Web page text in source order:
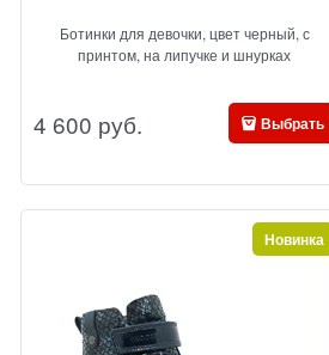
Ботинки для девочки, цвет черный, с
принтом, на липучке и шнурках
4 600 руб. Выбрать
Новинка